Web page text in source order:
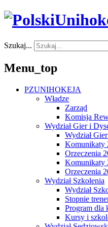
Szukaj...
Menu_top
PZUNIHOKEJA
Władze
Zarząd
Komisja
Wydział Gier i
Wydział
Komunikaty
Orzeczenia
Komunikaty
Orzeczenia
Wydział Szkolenia
Wydział
Stopnie
Program dla
Kursy i